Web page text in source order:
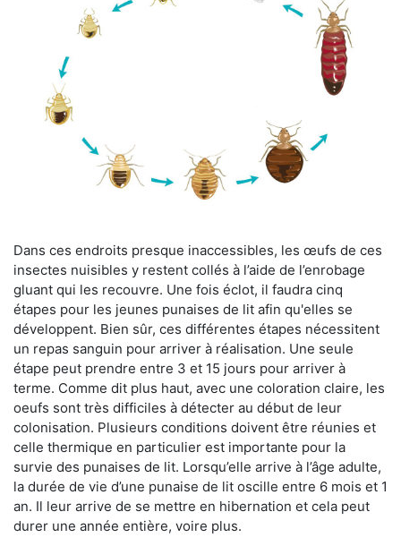
Dans ces endroits presque inaccessibles, les œufs de ces
insectes nuisibles y restent collés à l’aide de l’enrobage
gluant qui les recouvre. Une fois éclot, il faudra cinq
étapes pour les jeunes punaises de lit afin qu'elles se
développent. Bien sûr, ces différentes étapes nécessitent
un repas sanguin pour arriver à réalisation. Une seule
étape peut prendre entre 3 et 15 jours pour arriver à
terme. Comme dit plus haut, avec une coloration claire, les
oeufs sont très difficiles à détecter au début de leur
colonisation. Plusieurs conditions doivent être réunies et
celle thermique en particulier est importante pour la
survie des punaises de lit. Lorsqu’elle arrive à l’âge adulte,
la durée de vie d’une punaise de lit oscille entre 6 mois et 1
an. Il leur arrive de se mettre en hibernation et cela peut
durer une année entière, voire plus.